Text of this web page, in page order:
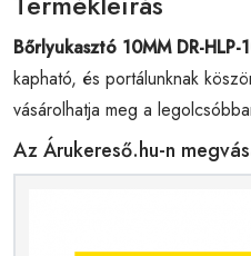
Bőrlyukasztó 10MM DR-HLP-
kapható, és portálunknak
vásárolhatja meg a
Az Árukereső.hu-n